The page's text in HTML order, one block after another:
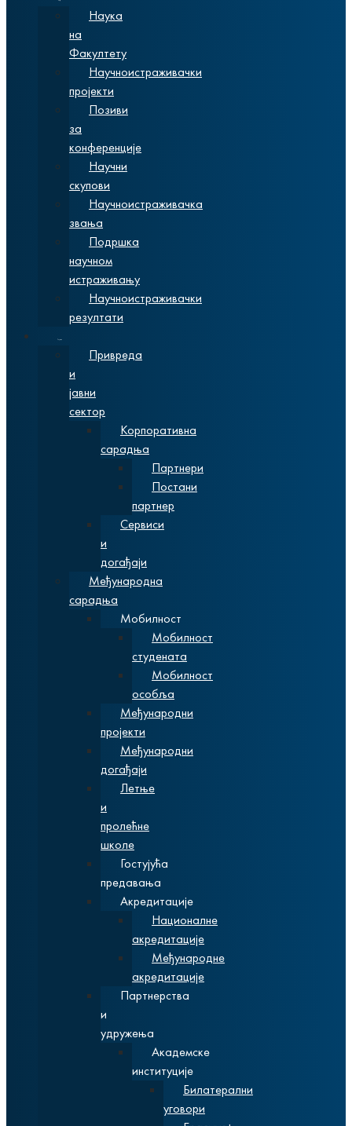
Наука
на
Факултету
Научноистраживачки
пројекти
Позиви
за
конференције
Научни
скупови
Научноистраживачка
звања
Подршка
научном
истраживању
Научноистраживачки
резултати
Привреда
и
јавни
сектор
Корпоративна
сарадња
Партнери
Постани
партнер
Сервиси
и
догађаји
Међународна
сарадња
Мобилност
Мобилност
студената
Мобилност
особља
Међународни
пројекти
Међународни
догађаји
Летње
и
пролећне
школе
Гостујућа
предавања
Акредитације
Националне
акредитације
Међународне
акредитације
Партнерства
и
удружења
Академске
институције
Билатерални
уговори